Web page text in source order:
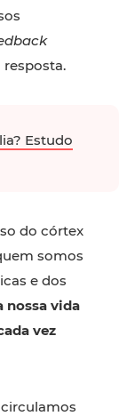
Estudo
do córtex
somos
e dos
nossa vida
vez